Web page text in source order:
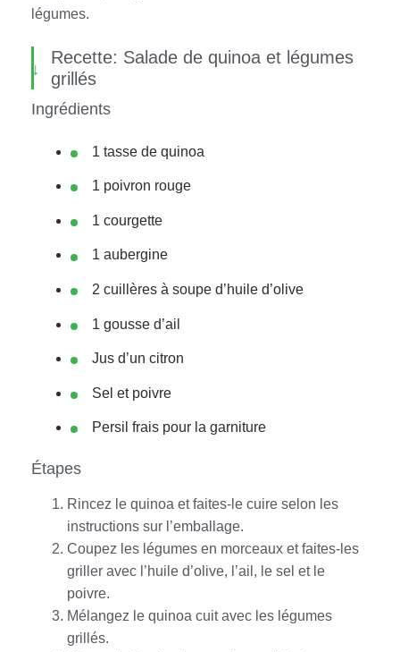
légumes.
Recette: Salade de quinoa et légumes
grillés
Ingrédients
1 tasse de quinoa
1 poivron rouge
1 courgette
1 aubergine
2 cuillères à soupe d’huile d’olive
1 gousse d’ail
Jus d’un citron
Sel et poivre
Persil frais pour la garniture
Étapes
Rincez le quinoa et faites-le cuire selon les
instructions sur l’emballage.
Coupez les légumes en morceaux et faites-les
griller avec l’huile d’olive, l’ail, le sel et le
poivre.
Mélangez le quinoa cuit avec les légumes
grillés.